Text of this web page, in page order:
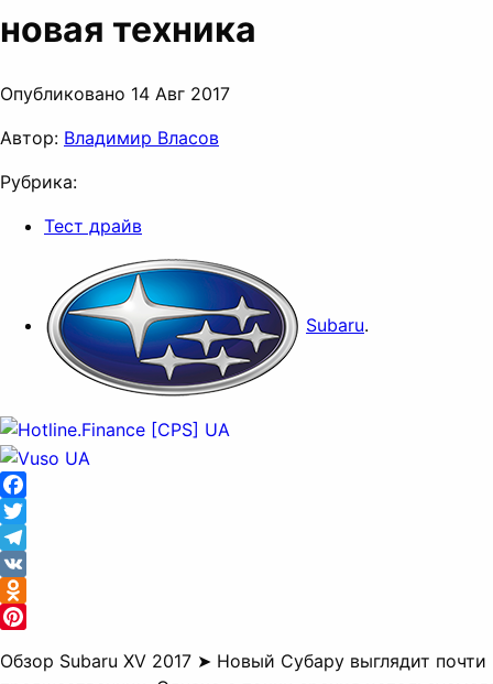
новая техника
Опубликовано 14 Авг 2017
Автор: Владимир Власов
Рубрика:
Тест драйв
Subaru.
Facebook
Twitter
Telegram
VK
Odnoklassniki
Обзор Subaru XV 2017 ➤ Новый Субару выглядит почти